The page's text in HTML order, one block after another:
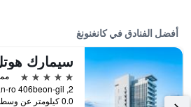
أفضل الفنادق في كانغنونغ
سيمارك
5 نجوم
0.0 كيلومتر عن وسط المدينة